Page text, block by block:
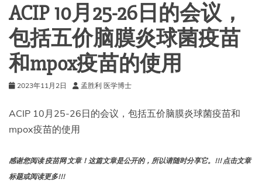
ACIP 10月25-26日的会议，
包括五价脑膜炎球菌疫苗
和mpox疫苗的使用
2023年11月2日 孟胜利 医学博士
ACIP 10月25-26日的会议，包括五价脑膜炎球菌疫苗和
mpox疫苗的使用
感谢您阅读 疫苗网 文章！这篇文章是公开的，所以请随时分享它。!!! 点击文章
标题或阅读更多!!!